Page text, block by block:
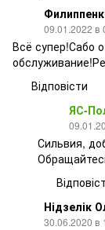
09.01.2022 в
Всё супер!Сабо
Відповісти
ЯС-
Сильвия,
Нідзелік
30.06.2020 в